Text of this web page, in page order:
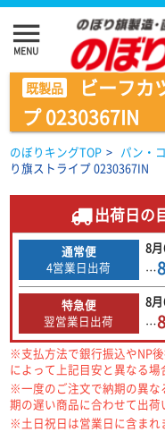
menu
MENU
既製品
ビーフカ
プ 0230367IN
のぼりキングTOP > パン・
り旗ストライプ 0230367IN
出荷日の
通常便
4営業日出荷
8
…
特急便
翌営業日出荷
8
…
※支払方法で銀行振込やNP
によって上記目安と異なる場
※一度のご注文で納期の異な
期の遅い商品に合わせて出荷
※土日祝日は営業日に含まれ